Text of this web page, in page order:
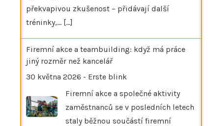
překvapivou zkušenost – přidávají další
tréninky,… [...]
Firemní akce a teambuilding: když má práce
jiný rozměr než kancelář
30 května 2026 - Erste blink
Firemní akce a společné aktivity
zaměstnanců se v posledních letech
staly běžnou součástí firemní